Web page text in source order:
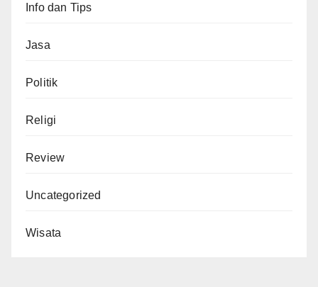
Info dan Tips
Jasa
Politik
Religi
Review
Uncategorized
Wisata